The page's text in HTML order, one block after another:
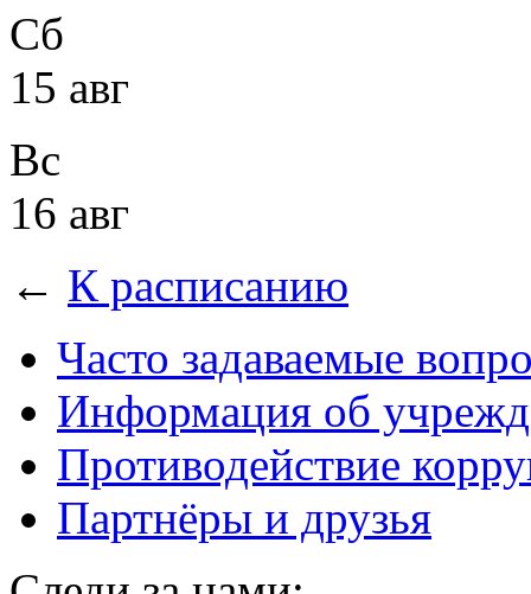
Сб
15 авг
Вс
16 авг
← К расписанию
Часто задаваемые
Информация об
Противодействие
Партнёры и друзья